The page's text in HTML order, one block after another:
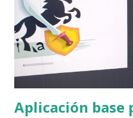
necesitamos de él (porting,
analizar que recoup
devolver al publisher) y con
recoupment) es el proceso
recupera el dinero invertido
Aplicación base